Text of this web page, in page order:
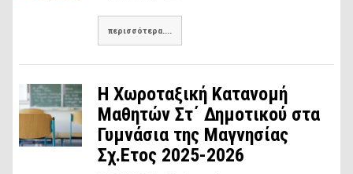
περισσότερα....
Η Χωροταξική Κατανομή
Μαθητών Στ΄ Δημοτικού στα
Γυμνάσια της Μαγνησίας
Σχ.Ετος 2025-2026